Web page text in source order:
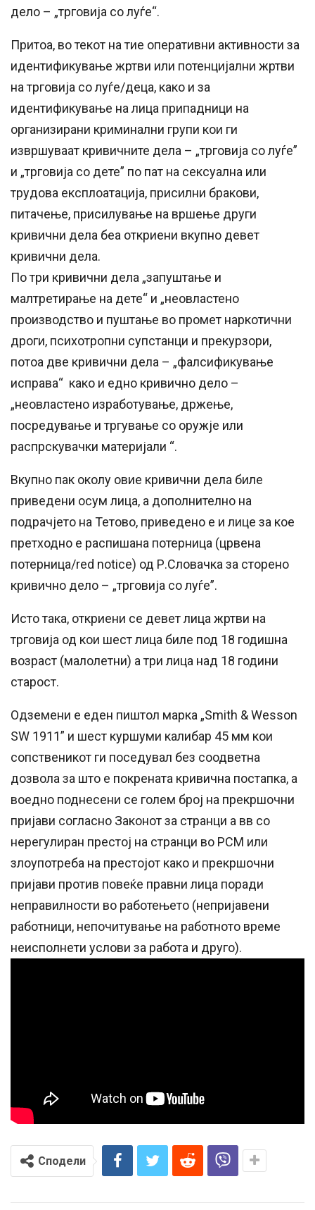
дело – „трговија со луѓе“.
Притоа, во текот на тие оперативни активности за
идентификување жртви или потенцијални жртви
на трговија со луѓе/деца, како и за
идентификување на лица припадници на
организирани криминални групи кои ги
извршуваат кривичните дела – „трговија со луѓе”
и „трговија со дете” по пат на сексуална или
трудова експлоатација, присилни бракови,
питачење, присилување на вршење други
кривични дела беа откриени вкупно девет
кривични дела.
По три кривични дела „запуштање и
малтретирање на дете“ и „неовластено
производство и пуштање во промет наркотични
дроги, психотропни супстанци и прекурзори,
потоа две кривични дела – „фалсификување
исправа“ како и едно кривично дело –
„неовластено изработување, држење,
посредување и тргување со оружје или
распрскувачки материјали “.
Вкупно пак околу овие кривични дела биле
приведени осум лица, а дополнително на
подрачјето на Тетово, приведено е и лице за кое
претходно е распишана потерница (црвена
потерница/red notice) од Р.Словачка за сторено
кривично дело – „трговија со луѓе”.
Исто така, откриени се девет лица жртви на
трговија од кои шест лица биле под 18 годишна
возраст (малолетни) а три лица над 18 години
старост.
Одземени е еден пиштол марка „Smith & Wesson
SW 1911” и шест куршуми калибар 45 мм кои
сопственикот ги поседувал без соодветна
дозвола за што е покрената кривична постапка, а
воедно поднесени се голем број на прекршочни
пријави согласно Законот за странци а вв со
нерегулиран престој на странци во РСМ или
злоупотреба на престојот како и прекршочни
пријави против повеќе правни лица поради
неправилности во работењето (непријавени
работници, непочитување на работното време
неисполнети услови за работа и друго).
Сподели